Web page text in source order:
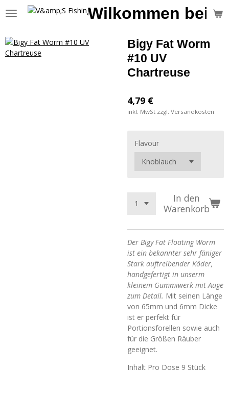
Zum
Wilkommen bei
Bigy Fat Worm
#10 UV
Chartreuse
4,79 €
inkl. MwSt zzgl. Versandkosten
Flavour
In den
Warenkorb
Der Bigy Fat Floating Worm
ist ein bekannter sehr fäniger
Stark auftreibender Köder,
handgefertigt in unserm
kleinem Gummiwerk mit Auge
zum Detail. Mit seinen Länge
von 65mm und 6mm Dicke
ist er perfekt für
Portionsforellen sowie auch
für die Größen Räuber
geeignet.
Inhalt Pro Dose 9 Stück